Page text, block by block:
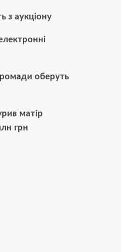
з аукціону
оберуть
матір
грн